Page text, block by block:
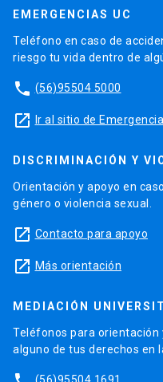
EMERGENCIAS UC
Teléfono en caso de
riesgo tu vida dentro de
phone (56)95504 5000
launch Ir al sitio de
DISCRIMINACIÓN Y
Orientación y apoyo en
género o violencia sexual.
launch Contacto para apoyo
launch Más orientación
MEDIACIÓN
Teléfonos para orientación
alguno de tus derechos en